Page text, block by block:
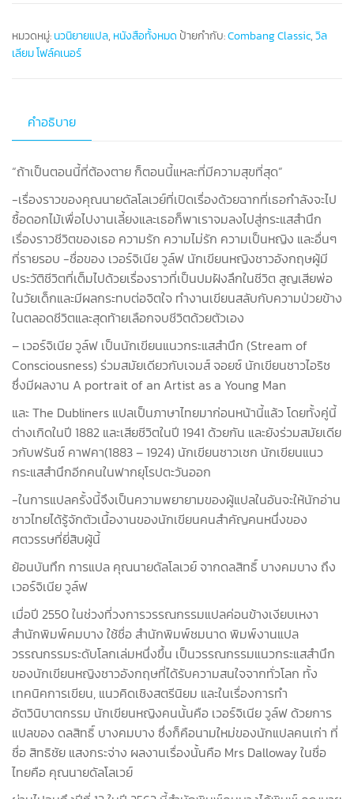
หมวดหมู่:นวนิยายแปล, หนังสือทั้งหมด ป้ายกำกับ:Combang Classic,วิล
เลียม โฟล์คเนอร์
คำอธิบาย
“ถ้าเป็นตอนนี้ที่ต้องตาย ก็ตอนนี้แหละที่มีความสุขที่สุด”
-เรื่องราวของคุณนายดัลโลเวย์ที่เปิดเรื่องด้วยฉากที่เธอกำลังจะไป
ซื้อดอกไม้เพื่อไปงานเลี้ยงและเธอก็พาเราจมลงไปสู่กระแสสำนึก
เรื่องราวชีวิตของเธอ ความรัก ความไม่รัก ความเป็นหญิง และอื่นๆ
ที่รายรอบ -ชื่อของ เวอร์จิเนีย วูล์ฟ นักเขียนหญิงชาวอังกฤษผู้มี
ประวัติชีวิตที่เต็มไปด้วยเรื่องราวที่เป็นปมฝังลึกในชีวิต สูญเสียพ่อ
ในวัยเด็กและมีผลกระทบต่อจิตใจ ทำงานเขียนสลับกับความป่วยข้าง
ในตลอดชีวิตและสุดท้ายเลือกจบชีวิตด้วยตัวเอง
– เวอร์จิเนีย วูล์ฟ เป็นนักเขียนแนวกระแสสำนึก (Stream of
Consciousness) ร่วมสมัยเดียวกับเจมส์ จอยซ์ นักเขียนชาวไอริช
ซึ่งมีผลงาน A portrait of an Artist as a Young Man
และ The Dubliners แปลเป็นภาษาไทยมาก่อนหน้านี้แล้ว โดยทั้งคู่นี้
ต่างเกิดในปี 1882 และเสียชีวิตในปี 1941 ด้วยกัน และยังร่วมสมัยเดีย
วกับฟรันซ์ คาฟคา(1883 – 1924) นักเขียนชาวเชก นักเขียนแนว
กระแสสำนึกอีกคนในฟากยุโรปตะวันออก
-ในการแปลครั้งนี้จึงเป็นความพยายามของผู้แปลในอันจะให้นักอ่าน
ชาวไทยได้รู้จักตัวเนื้องานของนักเขียนคนสำคัญคนหนึ่งของ
ศตวรรษที่ยี่สิบผู้นี้
ย้อนบันทึก การแปล คุณนายดัลโลเวย์ จากดลสิทธิ์ บางคมบาง ถึง
เวอร์จิเนีย วูล์ฟ
เมื่อปี 2550 ในช่วงที่วงการวรรณกรรมแปลค่อนข้างเงียบเหงา
สำนักพิมพ์คมบาง ใช้ชื่อ สำนักพิมพ์ชมนาด พิมพ์งานแปล
วรรณกรรมระดับโลกเล่มหนึ่งขึ้น เป็นวรรณกรรมแนวกระแสสำนึก
ของนักเขียนหญิงชาวอังกฤษที่ได้รับความสนใจจากทั่วโลก ทั้ง
เทคนิคการเขียน, แนวคิดเชิงสตรีนิยม และในเรื่องการทำ
อัตวินิบาตกรรม นักเขียนหญิงคนนั้นคือ เวอร์จิเนีย วูล์ฟ ด้วยการ
แปลของ ดลสิทธิ์ บางคมบาง ซึ่งก็คือนามใหม่ของนักแปลคนเก่า ที่
ชื่อ สิทธิชัย แสงกระจ่าง ผลงานเรื่องนั้นคือ Mrs Dalloway ในชื่อ
ไทยคือ คุณนายดัลโลเวย์